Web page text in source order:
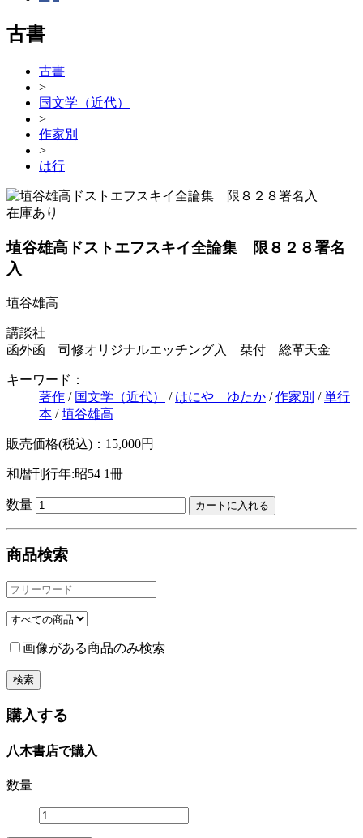
古書
古書
>
国文学（近代）
>
作家別
>
は行
在庫あり
埴谷雄高ドストエフスキイ全論集 限８２８署名
入
埴谷雄高
講談社
函外函 司修オリジナルエッチング入 栞付 総革天金
キーワード：
著作 / 国文学（近代） / はにや ゆたか /作家別 /単行
本 /埴谷雄高
販売価格(税込)：15,000円
和暦刊行年:昭54 1冊
数量
商品検索
画像がある商品のみ検索
購入する
八木書店で購入
数量